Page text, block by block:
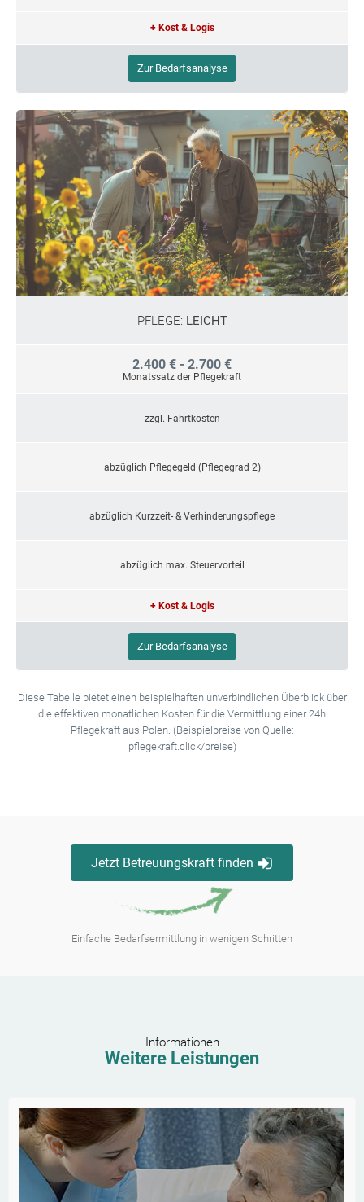
+ Kost & Logis
Zur Bedarfsanalyse
PFLEGE: LEICHT
2.400 € - 2.700 €
Monatssatz der Pflegekraft
zzgl. Fahrtkosten
abzüglich Pflegegeld (Pflegegrad 2)
abzüglich Kurzzeit- & Verhinderungspflege
abzüglich max. Steuervorteil
+ Kost & Logis
Zur Bedarfsanalyse
Diese Tabelle bietet einen beispielhaften unverbindlichen Überblick über
die effektiven monatlichen Kosten für die Vermittlung einer 24h
Pflegekraft aus Polen. (Beispielpreise von Quelle:
pflegekraft.click/preise)
Jetzt Betreuungskraft finden
Einfache Bedarfsermittlung in wenigen Schritten
Informationen
Weitere Leistungen